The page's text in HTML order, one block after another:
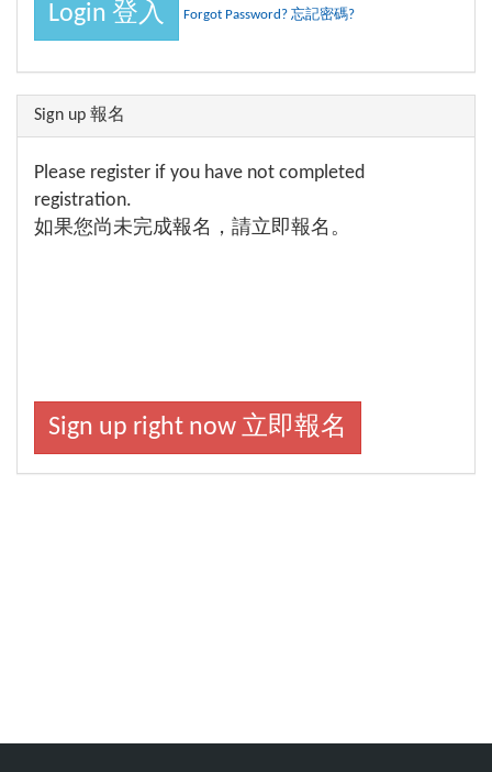
Forgot Password? 忘記密碼?
Sign up 報名
Please register if you have not completed
registration.
如果您尚未完成報名，請立即報名。